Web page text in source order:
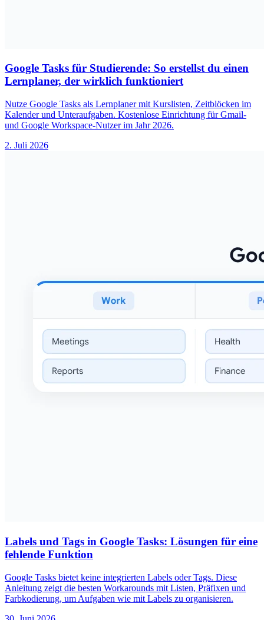
Google Tasks für Studierende: So erstellst du einen
Lernplaner, der wirklich funktioniert
Nutze Google Tasks als Lernplaner mit Kurslisten, Zeitblöcken im
Kalender und Unteraufgaben. Kostenlose Einrichtung für Gmail-
und Google Workspace-Nutzer im Jahr 2026.
2. Juli 2026
Labels und Tags in Google Tasks: Lösungen für eine
fehlende Funktion
Google Tasks bietet keine integrierten Labels oder Tags. Diese
Anleitung zeigt die besten Workarounds mit Listen, Präfixen und
Farbkodierung, um Aufgaben wie mit Labels zu organisieren.